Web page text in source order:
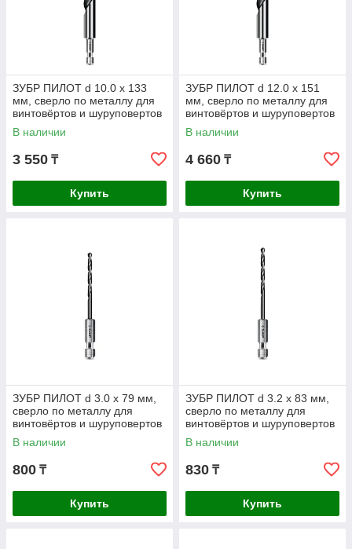
ЗУБР ПИЛОТ d 10.0 х 133
мм, сверло по металлу для
винтовёртов и шуруповертов
IMPACT READY
Профессионал
В наличии
3 550 ₸
Купить
ЗУБР ПИЛОТ d 12.0 х 151
мм, сверло по металлу для
винтовёртов и шуруповертов
IMPACT READY
Профессионал
В наличии
4 660 ₸
Купить
ЗУБР ПИЛОТ d 3.0 х 79 мм,
сверло по металлу для
винтовёртов и шуруповертов
IMPACT READY
Профессионал (29629-3
В наличии
800 ₸
Купить
ЗУБР ПИЛОТ d 3.2 х 83 мм,
сверло по металлу для
винтовёртов и шуруповертов
IMPACT READY
Профессионал
В наличии
830 ₸
Купить